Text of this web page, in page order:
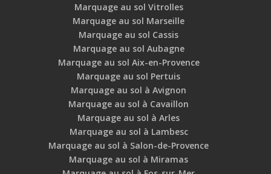
Marquage au sol Vitrolles
Marquage au sol Marseille
Marquage au sol Cassis
Marquage au sol Aubagne
Marquage au sol Aix-en-Provence
Marquage au sol Pertuis
Marquage au sol à Avignon
Marquage au sol à Cavaillon
Marquage au sol à Arles
Marquage au sol à Lambesc
Marquage au sol à Salon-de-Provence
Marquage au sol à Miramas